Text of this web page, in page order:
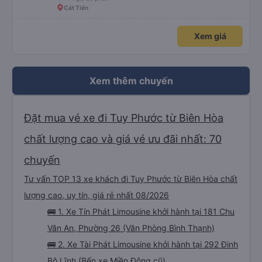
Cát Tiến
Xem giá
Xem thêm chuyến
Đặt mua vé xe đi Tuy Phước từ Biên Hòa
chất lượng cao và giá vé ưu đãi nhất: 70
chuyến
Tư vấn TOP 13 xe khách đi Tuy Phước từ Biên Hòa chất
lượng cao, uy tín, giá rẻ nhất 08/2026
🚌 1. Xe Tín Phát Limousine khởi hành tại 181 Chu
Văn An, Phường 26 (Văn Phòng Bình Thạnh)
🚌 2. Xe Tài Phát Limousine khởi hành tại 292 Đinh